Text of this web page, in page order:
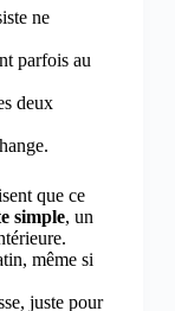
ne
parfois au
deux
que ce
simple, un
même si
juste pour